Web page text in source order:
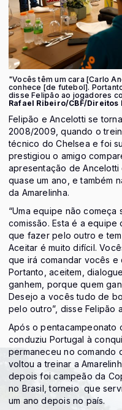
"Vocês têm um cara [Carlo
conhece [de futebol].
disse Felipão ao jogadores
Rafael Ribeiro/CBF/Direitos
Felipão e Ancelotti se
2008/2009, quando o
técnico do Chelsea e foi
prestigiou o amigo
apresentação de Ancelotti
quase um ano, e também
da Amarelinha.
“Uma equipe não
comissão. Esta é a equipe
que fazer pelo outro e
Aceitar é muito difícil.
que irá comandar vocês
Portanto, aceitem,
ganhem, porque quem
Desejo a vocês tudo de
pelo outro”, disse Felipão
Após o pentacampeonato
conduziu Portugal à
permaneceu no comando
voltou a treinar a
depois foi campeão da
no Brasil, torneio que
um ano depois no país.